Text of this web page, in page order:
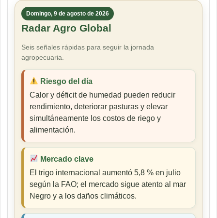
Domingo, 9 de agosto de 2026
Radar Agro Global
Seis señales rápidas para seguir la jornada
agropecuaria.
Riesgo del día
Calor y déficit de humedad pueden reducir
rendimiento, deteriorar pasturas y elevar
simultáneamente los costos de riego y
alimentación.
Mercado clave
El trigo internacional aumentó 5,8 % en julio
según la FAO; el mercado sigue atento al mar
Negro y a los daños climáticos.